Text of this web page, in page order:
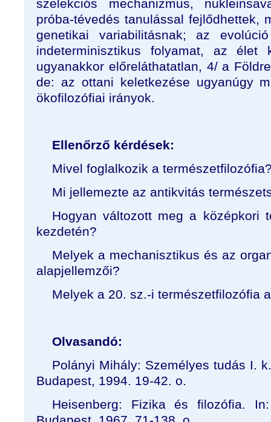
szelekciós mechanizmus,
próba-tévedés tanulással fejlődhettek,
genetikai variabilitásnak; az
indeterminisztikus folyamat, az élet
ugyanakkor előreláthatatlan, 4/ a
de: az ottani keletkezése ugyanúgy
ökofilozófiai irányok.
Ellenőrző kérdések:
Mivel foglalkozik a
Mi jellemezte az antikvitás
Hogyan változott meg a középkori
kezdetén?
Melyek a mechanisztikus és az
alapjellemzői?
Melyek a 20. sz.-i természetfilozófia
Olvasandó:
Polányi Mihály: Személyes tudás I.
Budapest, 1994. 19-42. o.
Heisenberg: Fizika és filozófia.